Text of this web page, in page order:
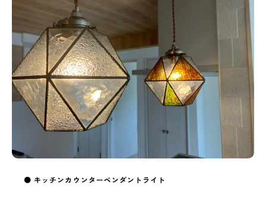
● キッチンカウンターペンダントライト